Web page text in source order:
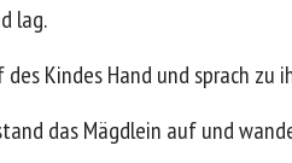
lag.
Kindes Hand und sprach
das Mägdlein auf und